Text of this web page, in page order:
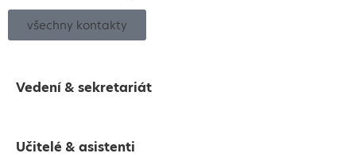
všechny kontakty
Vedení & sekretariát
Učitelé & asistenti